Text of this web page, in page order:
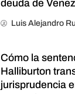
deuda de
Luis Alejandro
Cómo la
Halliburton
jurisprudencia